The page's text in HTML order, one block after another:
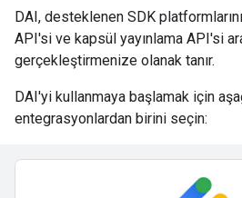
DAI, desteklenen SDK
API'si ve kapsül yayınlama API'si
gerçekleştirmenize olanak tanır.
DAI'yi kullanmaya başlamak için
entegrasyonlardan birini seçin: